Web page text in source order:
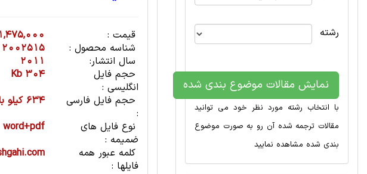
قیمت :
1,475,000 ریال
شناسه محصول :
2002515
سال انتشار:
2011
حجم فایل
انگلیسی :
304 Kb
حجم فایل فارسی
:
634 کیلو بایت
نوع فایل های
ضمیمه :
word+pdf
کلمه عبور همه
فایلها :
رشته
نمایش مقالات موضوع بندی شده
با انتخاب رشته مورد نظر خود می توانید
مقالات ترجمه شده آن رو به صورت موضوع
بندی شده مشاهده نمایید